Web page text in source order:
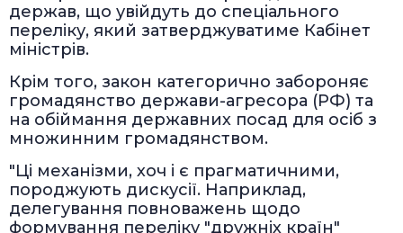
держав, що увійдуть до спеціального
переліку, який затверджуватиме Кабінет
міністрів.
Крім того, закон категорично забороняє
громадянство держави-агресора (РФ) та
на обіймання державних посад для осіб з
множинним громадянством.
"Ці механізми, хоч і є прагматичними,
породжують дискусії. Наприклад,
делегування повноважень щодо
формування переліку "дружніх країн"